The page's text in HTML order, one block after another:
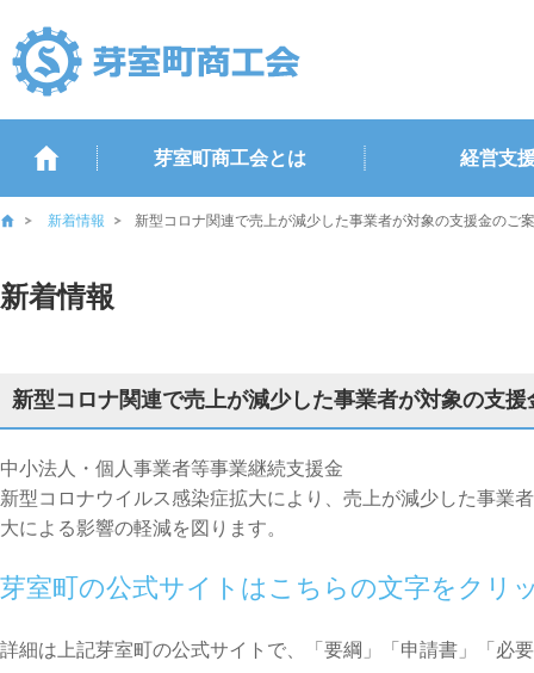
芽室町商工会とは 経営支
新着情報 新型コロナ関連で売上が減少した事業者が対象の支援金のご
新着情報
新型コロナ関連で売上が減少した事業者が対象の支
中小法人・個人事業者等事業継続支援金
新型コロナウイルス感染症拡大により、売上が減少した事業
大による影響の軽減を図ります。
芽室町の公式サイトはこちらの文字をクリ
詳細は上記芽室町の公式サイトで、「要綱」「申請書」「必